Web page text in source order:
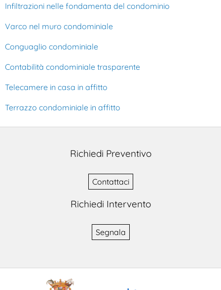
Infiltrazioni nelle fondamenta del condominio
Varco nel muro condominiale
Conguaglio condominiale
Contabilità condominiale trasparente
Telecamere in casa in affitto
Terrazzo condominiale in affitto
Richiedi Preventivo
Contattaci
Richiedi Intervento
Segnala